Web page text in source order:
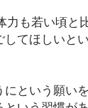
も若い頃と
てほしいと
という願い